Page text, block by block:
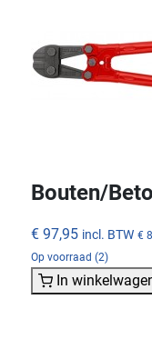
Bouten/
€ 97,95 incl. BTW €
Op voorraad (2)
In